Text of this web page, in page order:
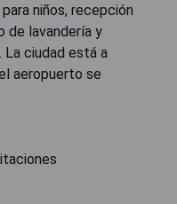
niños, recepción
de lavandería y
La ciudad está a
aeropuerto se